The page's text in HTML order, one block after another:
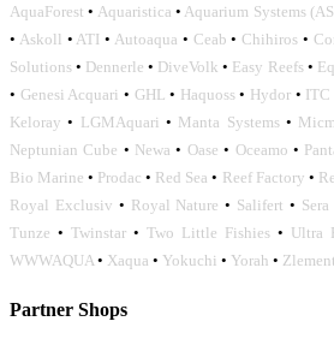
AquaForest • Aquaristica • Aquarium Systems
• Askoll • ATI • Autoaqua • Ceab • Chihiros •
Solutions • Dennerle • DiveVolk • Easy Reefs•
• Genesi Acquari • GHL • Haquoss• Hydor • ITC
Keloray • LGMAquari • Manta Systems•
Neptunian Cube • Newa • Oase • Oceamo •
Bio Marine • Prodac • Red Sea • Reef Factory •
Royal Exclusiv • Royal Nature • Salifert • Sera
Tunze • Twinstar • Two Little Fishies • Ultra
WWWAQUA • Xaqua • Yokuchi • Yorah •
Partner Shops